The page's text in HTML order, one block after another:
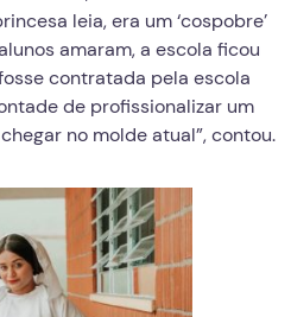
leia, era um ‘cospobre’
amaram, a escola ficou
contratada pela escola
de profissionalizar um
no molde atual”, contou.